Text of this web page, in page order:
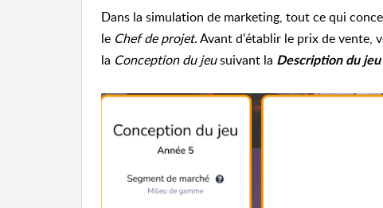
Dans la simulation de marketing, tout ce qui
le Chef de projet. Avant d'établir le prix de vente,
la Conception du jeusuivant la Description du jeu